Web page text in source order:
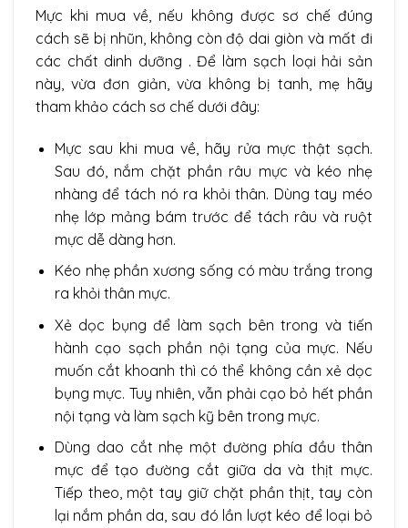
Mực khi mua về, nếu không được sơ chế đúng
cách sẽ bị nhũn, không còn độ dai giòn và mất đi
các chất dinh dưỡng . Để làm sạch loại hải sản
này, vừa đơn giản, vừa không bị tanh, mẹ hãy
tham khảo cách sơ chế dưới đây:
Mực sau khi mua về, hãy rửa mực thật sạch.
Sau đó, nắm chặt phần râu mực và kéo nhẹ
nhàng để tách nó ra khỏi thân. Dùng tay méo
nhẹ lớp mảng bám trước để tách râu và ruột
mực dễ dàng hơn.
Kéo nhẹ phần xương sống có màu trắng trong
ra khỏi thân mực.
Xẻ dọc bụng để làm sạch bên trong và tiến
hành cạo sạch phần nội tạng của mực. Nếu
muốn cắt khoanh thì có thể không cần xẻ dọc
bụng mực. Tuy nhiên, vẫn phải cạo bỏ hết phần
nội tạng và làm sạch kỹ bên trong mực.
Dùng dao cắt nhẹ một đường phía đầu thân
mực để tạo đường cắt giữa da và thịt mực.
Tiếp theo, một tay giữ chặt phần thịt, tay còn
lại nắm phần da, sau đó lần lượt kéo để loại bỏ